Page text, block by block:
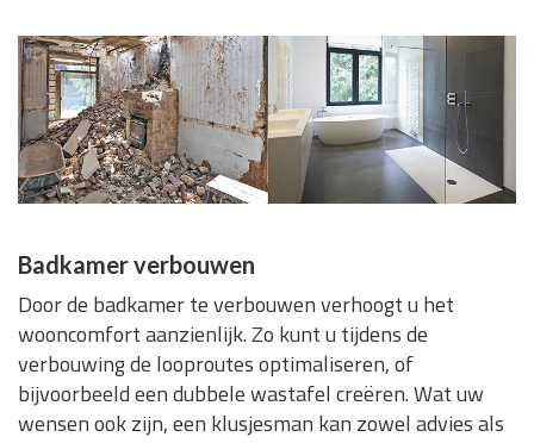
Badkamer verbouwen
Door de badkamer te verbouwen verhoogt u het
wooncomfort aanzienlijk. Zo kunt u tijdens de
verbouwing de looproutes optimaliseren, of
bijvoorbeeld een dubbele wastafel creëren. Wat uw
wensen ook zijn, een klusjesman kan zowel advies als